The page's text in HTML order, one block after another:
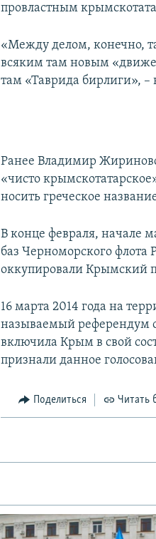
провластным
«Между делом, конечно,
всяким там новым
там «Таврида бирлиги»,
Ранее Владимир
«чисто
носить греческое
В конце февраля, начале
баз Черноморского флота
оккупировали Крымский
16 марта 2014 года на
называемый референдум о
включила Крым в свой
признали данное
Поделиться Читать